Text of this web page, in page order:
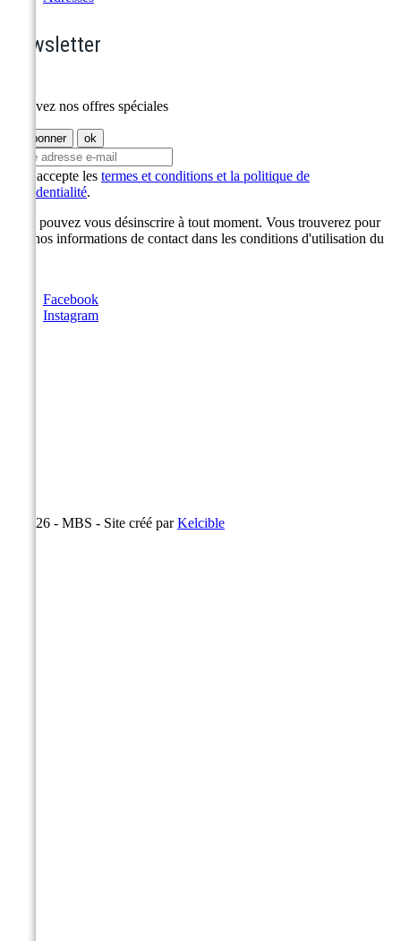
Newsletter
Recevez nos offres spéciales
J'accepte les termes et conditions et la politique de
confidentialité.
Vous pouvez vous désinscrire à tout moment. Vous trouverez pour
cela nos informations de contact dans les conditions d'utilisation du
Facebook
Instagram
© 2026 - MBS - Site créé parKelcible